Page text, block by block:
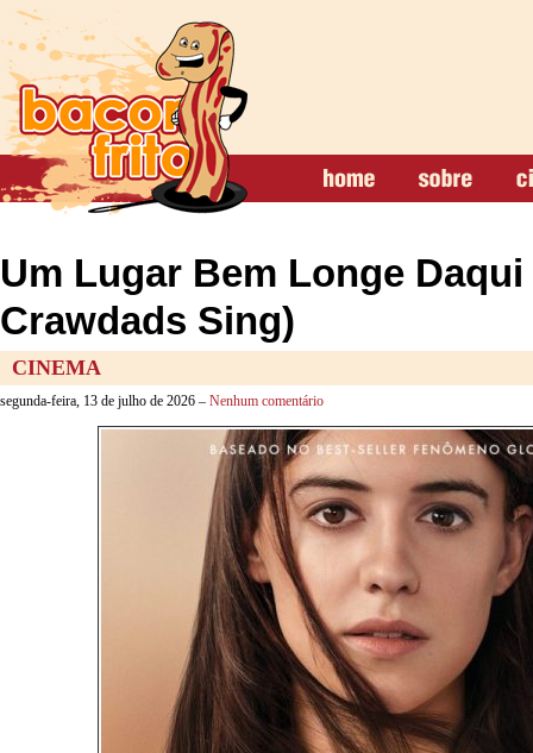
Um Lugar Bem Longe
Crawdads Sing)
CINEMA
segunda-feira, 13 de julho de 2026 – Nenhum comentário